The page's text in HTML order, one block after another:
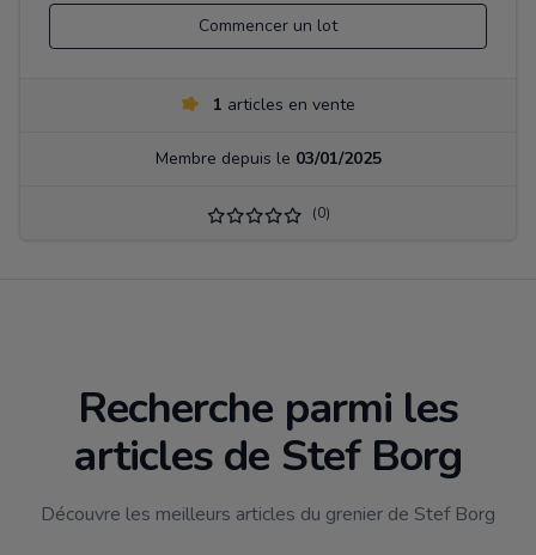
Commencer un lot
1 articles en vente
Membre depuis le 03/01/2025
(0)
Recherche parmi les
articles de Stef Borg
Découvre les meilleurs articles du grenier de Stef Borg